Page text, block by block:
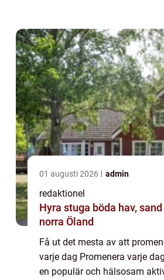
01 augusti 2026 admin
redaktionel
Hyra stuga böda hav, sand och lugn på
norra Öland
Få ut det mesta av att
varje dag Promenera varje
en populär och hälsosam